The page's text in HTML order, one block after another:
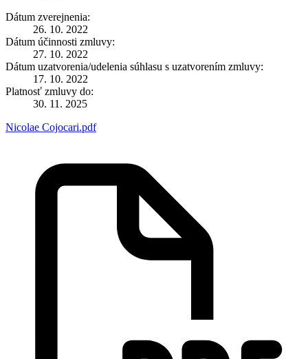
Dátum zverejnenia:
26. 10. 2022
Dátum účinnosti zmluvy:
27. 10. 2022
Dátum uzatvorenia/udelenia súhlasu s uzatvorením zmluvy:
17. 10. 2022
Platnosť zmluvy do:
30. 11. 2025
Nicolae Cojocari.pdf